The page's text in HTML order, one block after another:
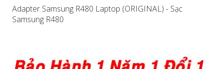
Adapter Samsung R480 Laptop (ORIGINAL) - Sạc
Samsung R480